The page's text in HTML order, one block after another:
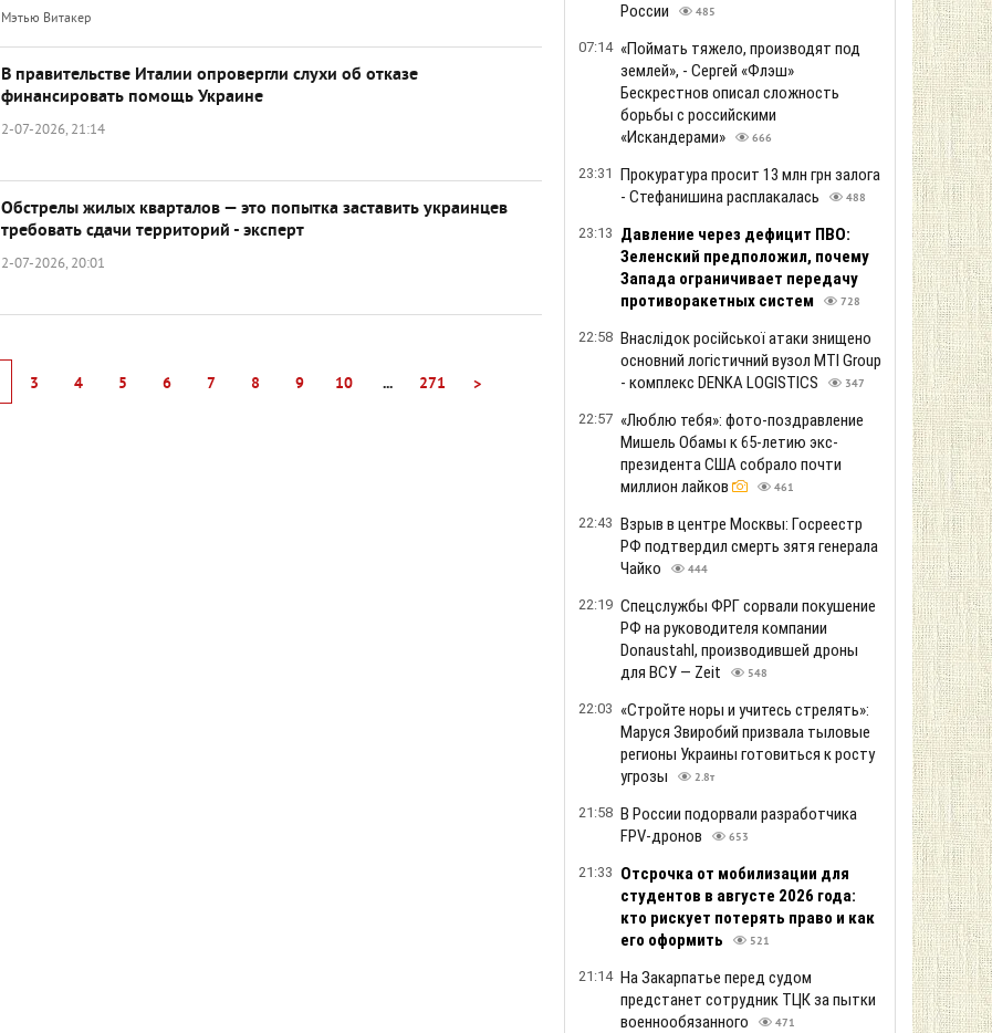
Мэтью Витакер
В правительстве Италии опровергли слухи об отказе
финансировать помощь Украине
2-07-2026, 21:14
Обстрелы жилых кварталов — это попытка заставить украинцев
требовать сдачи территорий - эксперт
2-07-2026, 20:01
3 4 5 6 7 8 9 10 ... 271 >
России
485
07:14 «Поймать тяжело, производят под
землей», - Сергей «Флэш»
Бескрестнов описал сложность
борьбы с российскими
«Искандерами»
666
23:31 Прокуратура просит 13 млн грн залога
- Стефанишина расплакалась
488
23:13 Давление через дефицит ПВО:
Зеленский предположил, почему
Запада ограничивает передачу
противоракетных систем
728
22:58 Внаслідок російської атаки знищено
основний логістичний вузол MTI Group
- комплекс DENKA LOGISTICS
347
22:57 «Люблю тебя»: фото-поздравление
Мишель Обамы к 65-летию экс-
президента США собрало почти
миллион лайков
461
22:43 Взрыв в центре Москвы: Госреестр
РФ подтвердил смерть зятя генерала
Чайко
444
22:19 Спецслужбы ФРГ сорвали покушение
РФ на руководителя компании
Donaustahl, производившей дроны
для ВСУ — Zeit
548
22:03 «Стройте норы и учитесь стрелять»:
Маруся Звиробий призвала тыловые
регионы Украины готовиться к росту
угрозы
2.8т
21:58 В России подорвали разработчика
FPV-дронов
653
21:33 Отсрочка от мобилизации для
студентов в августе 2026 года:
кто рискует потерять право и как
его оформить
521
21:14 На Закарпатье перед судом
предстанет сотрудник ТЦК за пытки
военнообязанного
471